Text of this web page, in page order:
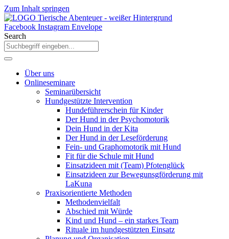
Zum Inhalt springen
Facebook Instagram Envelope
Search
Über uns
Onlineseminare
Seminarübersicht
Hundgestützte Intervention
Hundeführerschein für Kinder
Der Hund in der Psychomotorik
Dein Hund in der Kita
Der Hund in der Leseförderung
Fein- und Graphomotorik mit Hund
Fit für die Schule mit Hund
Einsatzideen mit (Team) Pfotenglück
Einsatzideen zur Bewegunsgförderung mit
LaKuna
Praxisorientierte Methoden
Methodenvielfalt
Abschied mit Würde
Kind und Hund – ein starkes Team
Rituale im hundgestützten Einsatz